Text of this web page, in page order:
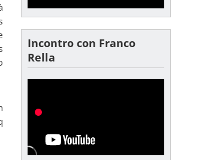
Incontro con Franco
Rella